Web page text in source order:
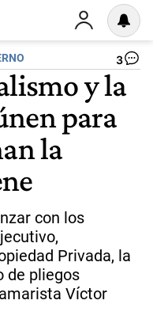
3
y la
para
la
con los
Privada, la
de pliegos
Víctor